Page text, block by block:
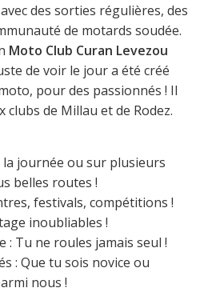
des sorties régulières, des
de motards soudée.
Moto Club Curan Levezou
de voir le jour a été créé
pour des passionnés ! Il
de Millau et de Rodez.
journée ou sur plusieurs
belles routes !
festivals, compétitions !
inoubliables !
: Tu ne roules jamais seul !
: Que tu sois novice ou
nous !